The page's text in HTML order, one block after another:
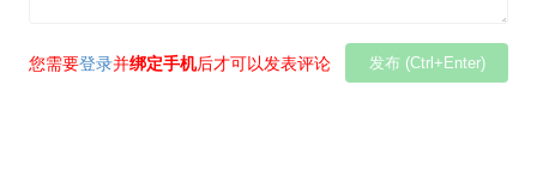
您需要登录并绑定手机后才可以发表评论 发布 (Ctrl+Enter)